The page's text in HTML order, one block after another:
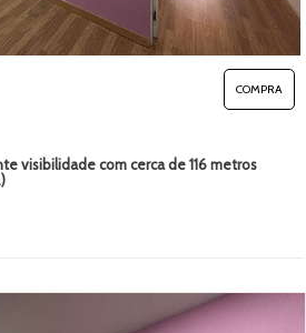
COMPRA
visibilidade com cerca de 116 metros